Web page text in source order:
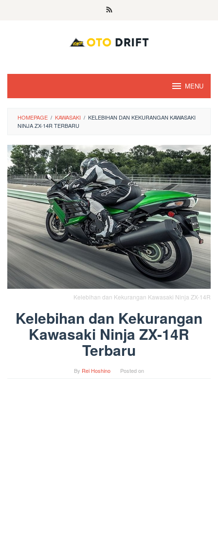
MENU
HOMEPAGE / KAWASAKI / KELEBIHAN DAN KEKURANGAN KAWASAKI
NINJA ZX-14R TERBARU
Kelebihan dan Kekurangan Kawasaki Ninja ZX-14R
Kelebihan dan Kekurangan
Kawasaki Ninja ZX-14R
Terbaru
By Rei Hoshino Posted on